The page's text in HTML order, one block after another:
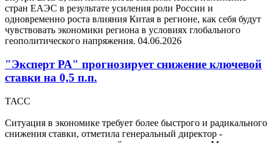
стран ЕАЭС в результате усиления роли России и
одновременно роста влияния Китая в регионе, как себя будут
чувствовать экономики региона в условиях глобального
геополитического напряжения. 04.06.2026
"Эксперт РА" прогнозирует снижение ключевой
ставки на 0,5 п.п.
ТАСС
Ситуация в экономике требует более быстрого и радикального
снижения ставки, отметила генеральный директор -